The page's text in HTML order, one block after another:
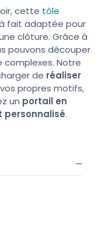
cette tôle
fait adaptée pour
clôture. Grâce à
pouvons découper
complexes. Notre
de réaliser
propres motifs,
un portail en
personnalisé.
—